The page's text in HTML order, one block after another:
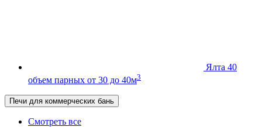
Ялта 40
объем парных от 30 до 40м3
Печи для коммерческих бань
Смотреть все